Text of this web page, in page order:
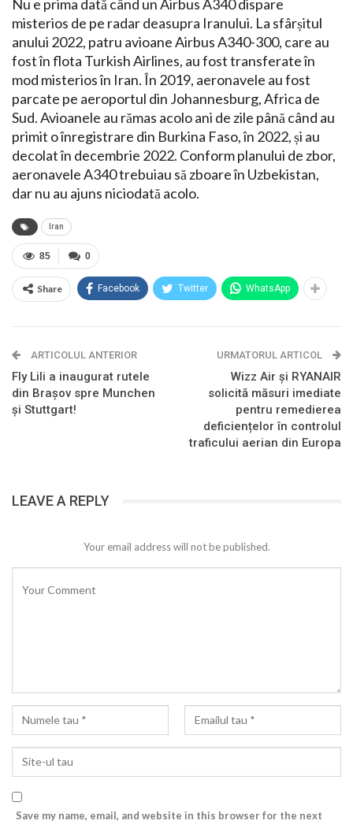
Nu e prima dată când un Airbus A340 dispare
misterios de pe radar deasupra Iranului. La sfârșitul
anului 2022, patru avioane Airbus A340-300, care au
fost în flota Turkish Airlines, au fost transferate în
mod misterios în Iran. În 2019, aeronavele au fost
parcate pe aeroportul din Johannesburg, Africa de
Sud. Avioanele au rămas acolo ani de zile până când au
primit o înregistrare din Burkina Faso, în 2022, și au
decolat în decembrie 2022. Conform planului de zbor,
aeronavele A340 trebuiau să zboare în Uzbekistan,
dar nu au ajuns niciodată acolo.
Iran
0
85
Share Facebook Twitter WhatsApp
ARTICOLUL ANTERIOR
Fly Lili a inaugurat rutele
din Brașov spre Munchen
și Stuttgart!
URMATORUL ARTICOL
Wizz Air și RYANAIR
solicită măsuri imediate
pentru remedierea
deficiențelor în controlul
traficului aerian din Europa
LEAVE A REPLY
Your email address will not be published.
Save my name, email, and website in this browser for the next